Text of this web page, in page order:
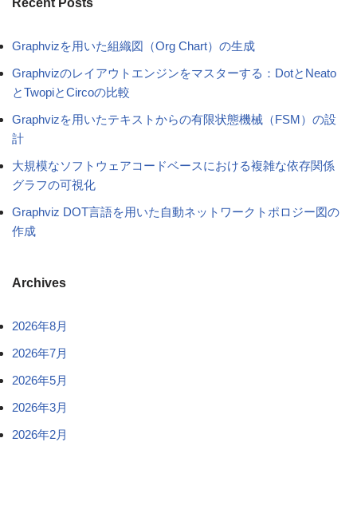
Recent Posts
Graphvizを用いた組織図（Org Chart）の生成
Graphvizのレイアウトエンジンをマスターする：DotとNeato
とTwopiとCircoの比較
Graphvizを用いたテキストからの有限状態機械（FSM）の設
計
大規模なソフトウェアコードベースにおける複雑な依存関係
グラフの可視化
Graphviz DOT言語を用いた自動ネットワークトポロジー図の
作成
Archives
2026年8月
2026年7月
2026年5月
2026年3月
2026年2月